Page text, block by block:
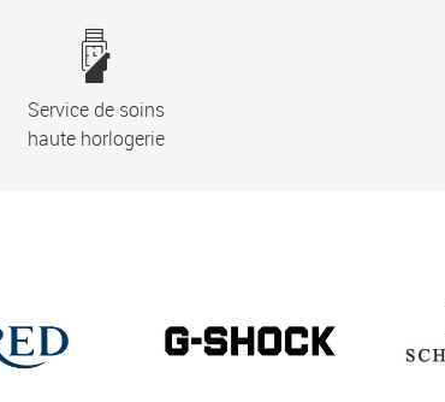
Service de soins
haute horlogerie